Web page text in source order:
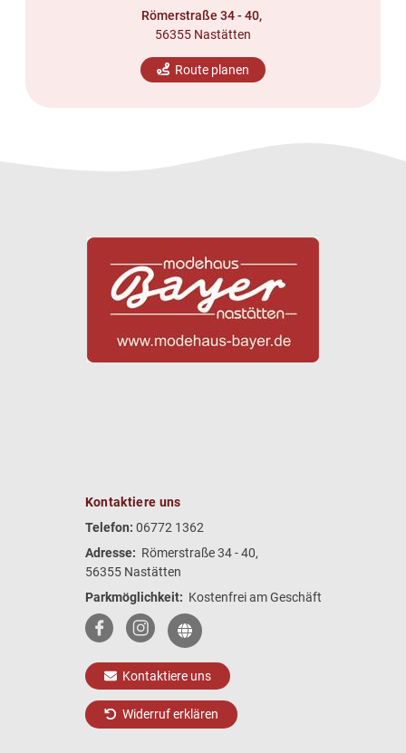
Römerstraße 34 - 40,
56355 Nastätten
Route planen
Kontaktiere uns
Telefon: 06772 1362
Adresse: Römerstraße 34 - 40,
56355 Nastätten
Parkmöglichkeit: Kostenfrei am Geschäft
Kontaktiere uns
Widerruf erklären